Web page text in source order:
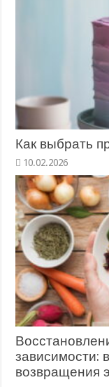
Как выбрать
10.02.2026
зависимости:
возвращения